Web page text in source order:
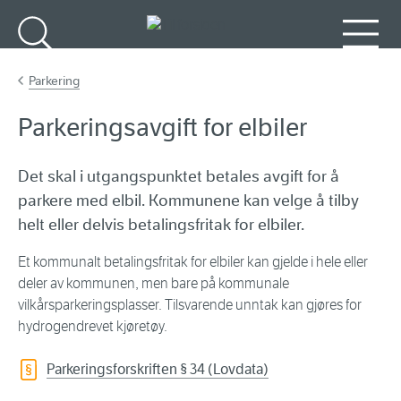
Parkering
Parkeringsavgift for elbiler
Det skal i utgangspunktet betales avgift for å
parkere med elbil. Kommunene kan velge å tilby
helt eller delvis betalingsfritak for elbiler.
Et kommunalt betalingsfritak for elbiler kan gjelde i hele eller
deler av kommunen, men bare på kommunale
vilkårsparkeringsplasser. Tilsvarende unntak kan gjøres for
hydrogendrevet kjøretøy.
Parkeringsforskriften § 34 (Lovdata)